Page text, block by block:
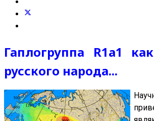
Гаплогруппа R1a1
русского народа...